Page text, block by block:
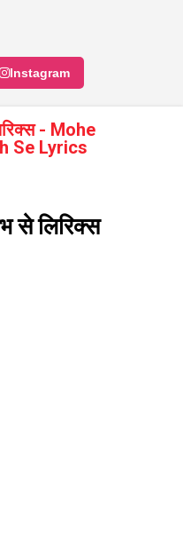
Instagram
- Mohe
Se Lyrics
से लिरिक्स